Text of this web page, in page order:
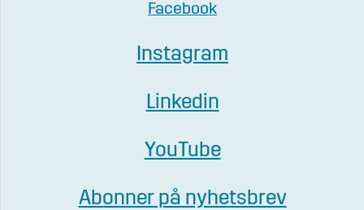
Facebook
Instagram
Linkedin
YouTube
Abonner på nyhetsbrev